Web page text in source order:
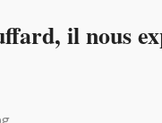
il nous